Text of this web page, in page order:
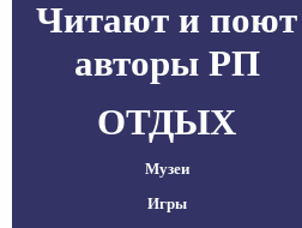
Читают и поют
авторы РП
ОТДЫХ
Музеи
Игры